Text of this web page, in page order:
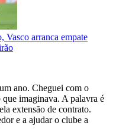
arranca empate
ano. Cheguei com o
imaginava. A palavra é
extensão de contrato.
e a ajudar o clube a